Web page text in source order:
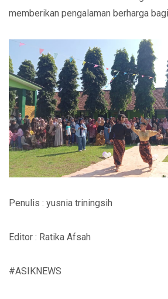
memberikan pengalaman berharga
Penulis : yusnia triningsih
Editor : Ratika Afsah
#ASIKNEWS